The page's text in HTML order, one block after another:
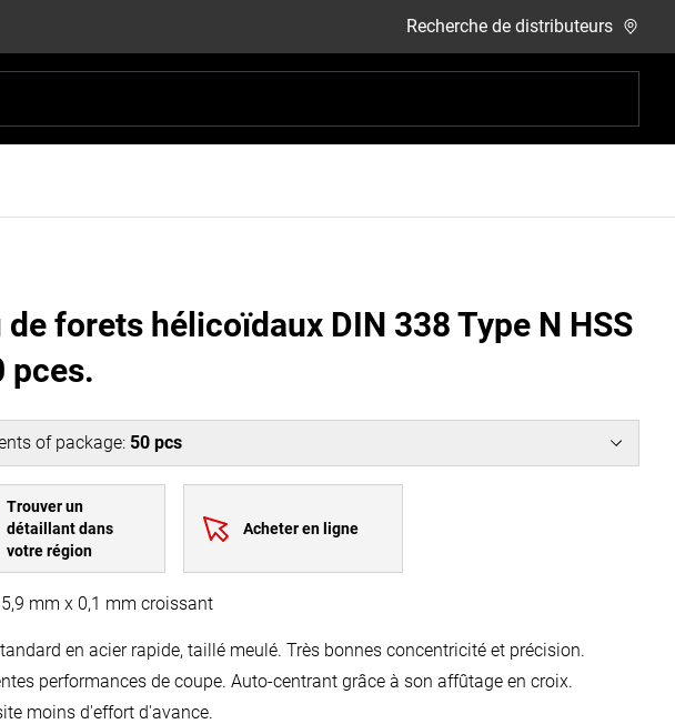
Recherche de distributeurs
de forets hélicoïdaux DIN 338 Type N HSS
pces.
of package: 50 pcs
Trouver un
détaillant dans
votre région
Acheter en ligne
mm x 0,1 mm croissant
en acier rapide, taillé meulé. Très bonnes concentricité et précision.
performances de coupe. Auto-centrant grâce à son affûtage en croix.
moins d'effort d'avance.